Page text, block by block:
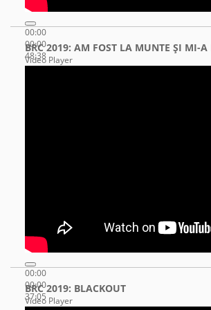
00:00
00:00
48:38
BRC 2019: AM FOST LA MUNTE ŞI MI-A
Video Player
00:00
00:00
37:05
BRC 2019: BLACKOUT
Video Player